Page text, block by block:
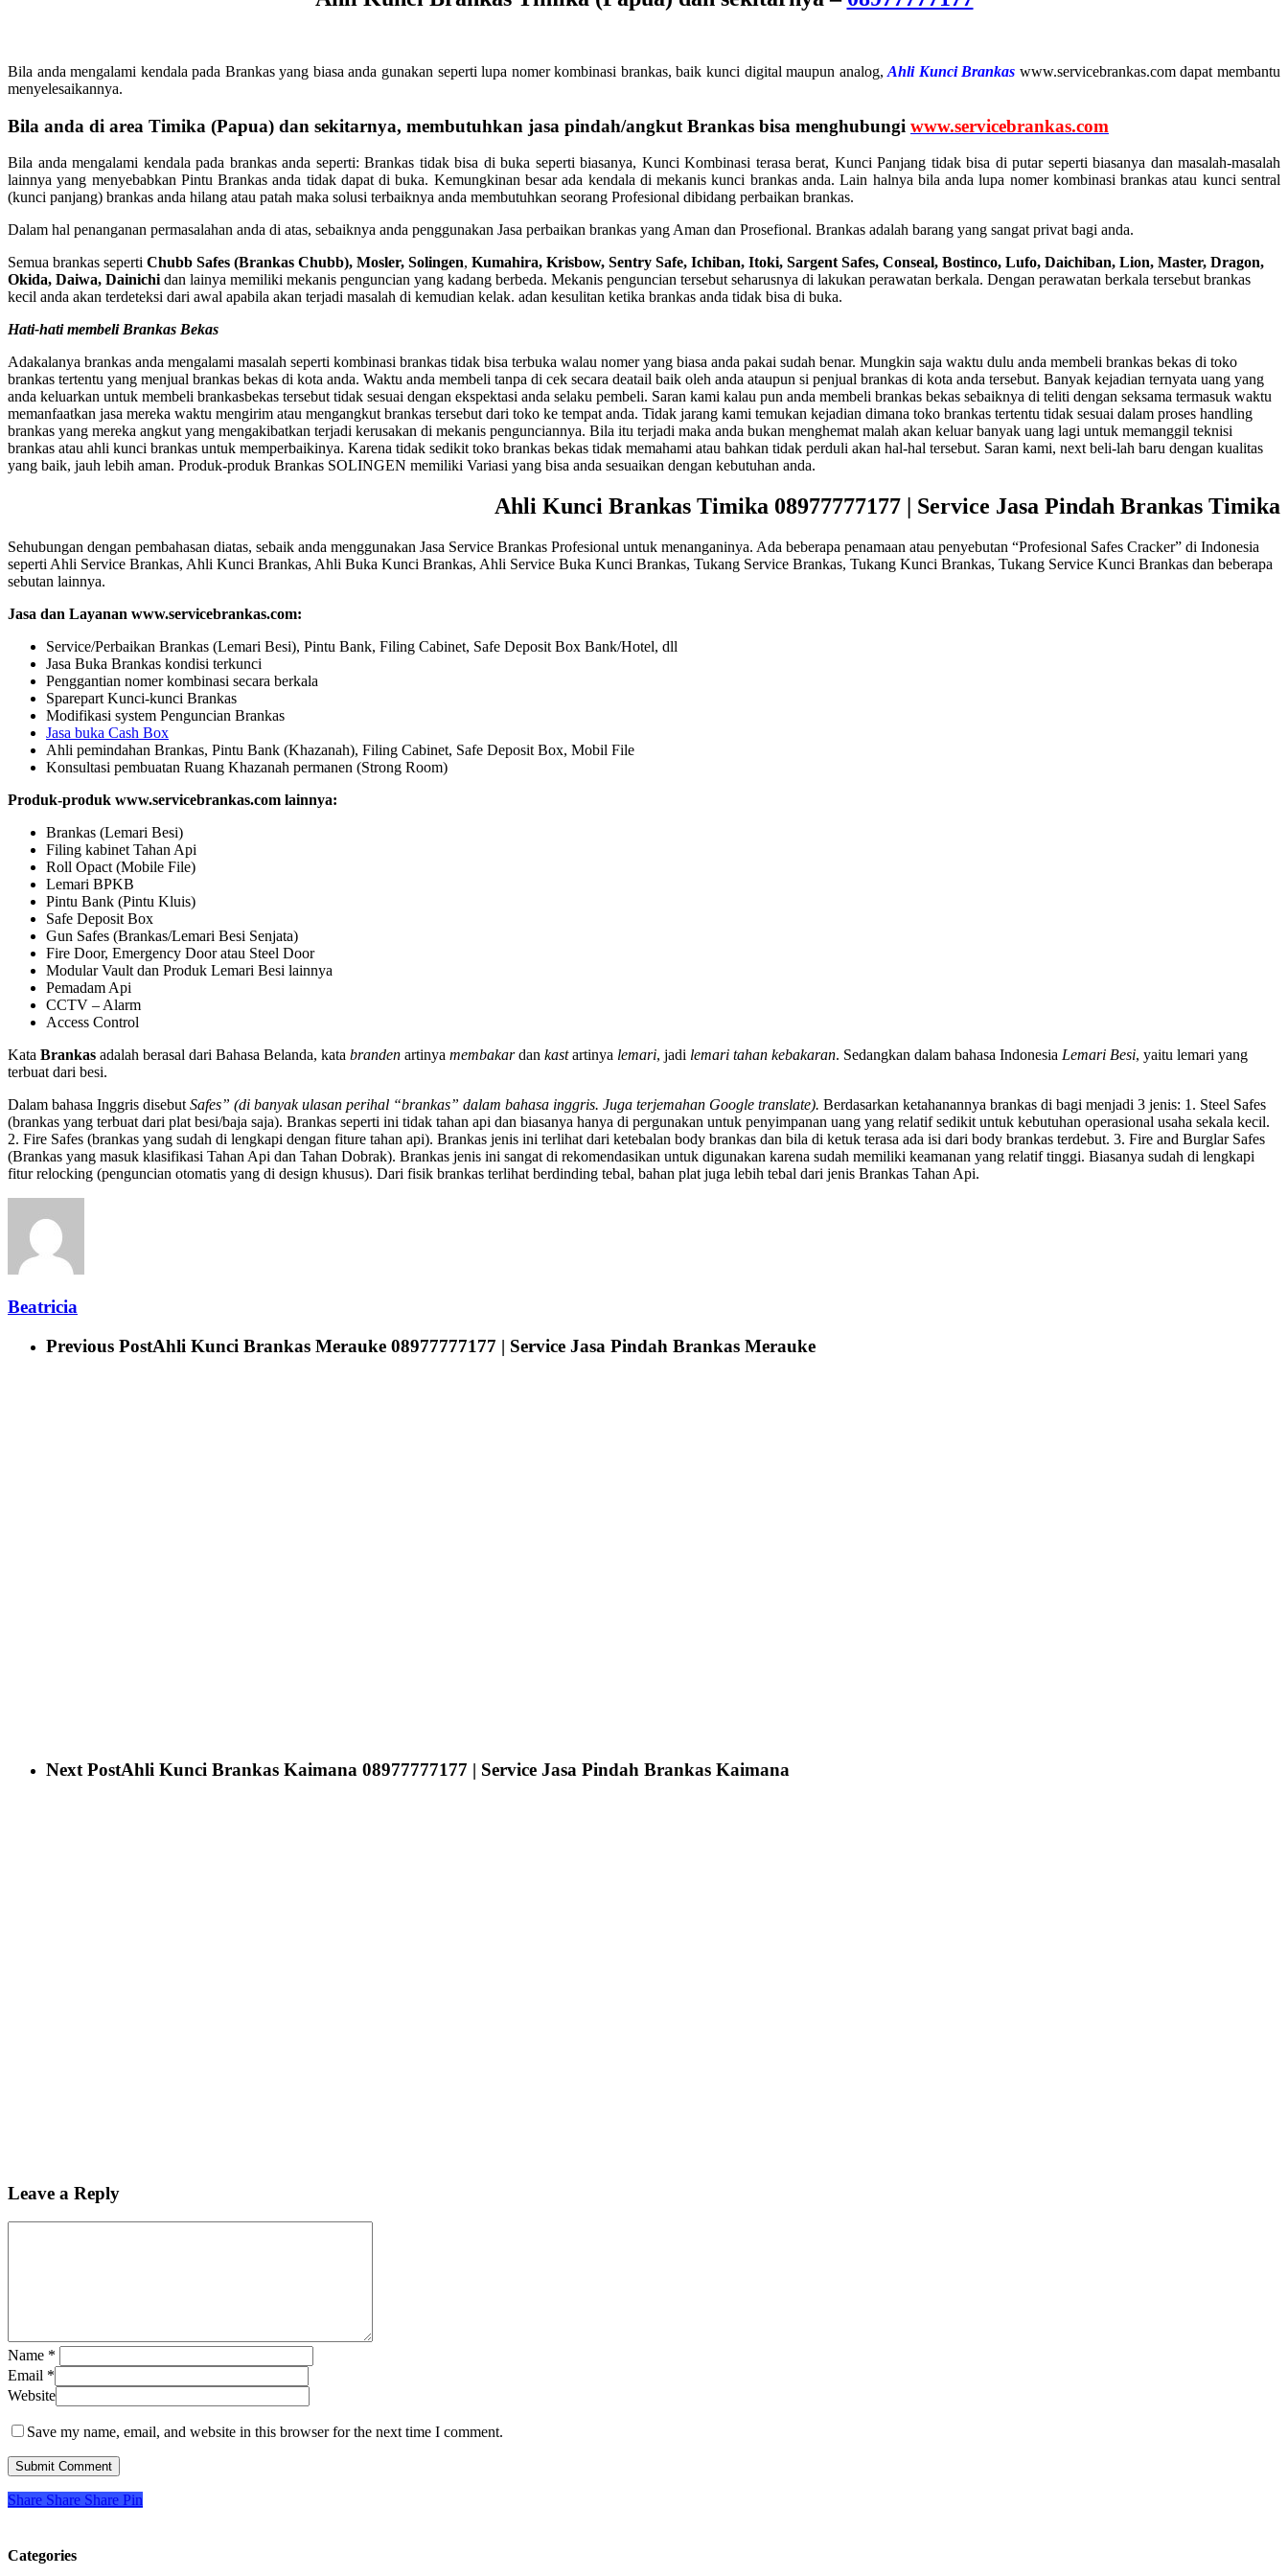
Bila anda mengalami kendala pada Brankas yang biasa anda gunakan seperti lupa nomer kombinasi brankas, baik kunci digital maupun analog,Ahli Kunci Brankas www.servicebrankas.com dapat membantu
menyelesaikannya.
Bila anda di area Timika (Papua) dan sekitarnya, membutuhkan jasa pindah/angkut Brankas bisa menghubungi www.servicebrankas.com
Bila anda mengalami kendala pada brankas anda seperti: Brankas tidak bisa di buka seperti biasanya, Kunci Kombinasi terasa berat, Kunci Panjang tidak bisa di putar seperti biasanya dan masalah-masalah
lainnya yang menyebabkan Pintu Brankas anda tidak dapat di buka. Kemungkinan besar ada kendala di mekanis kunci brankas anda. Lain halnya bila anda lupa nomer kombinasi brankas atau kunci sentral
(kunci panjang) brankas anda hilang atau patah maka solusi terbaiknya anda membutuhkan seorang Profesional dibidang perbaikan brankas.
Dalam hal penanganan permasalahan anda di atas, sebaiknya anda penggunakan Jasa perbaikan brankas yang Aman dan Prosefional. Brankas adalah barang yang sangat privat bagi anda.
Semua brankas seperti Chubb Safes (Brankas Chubb), Mosler, Solingen, Kumahira, Krisbow, Sentry Safe, Ichiban, Itoki, Sargent Safes, Conseal, Bostinco, Lufo, Daichiban, Lion, Master, Dragon,
Okida, Daiwa, Dainichi dan lainya memiliki mekanis penguncian yang kadang berbeda. Mekanis penguncian tersebut seharusnya di lakukan perawatan berkala. Dengan perawatan berkala tersebut brankas
kecil anda akan terdeteksi dari awal apabila akan terjadi masalah di kemudian kelak. adan kesulitan ketika brankas anda tidak bisa di buka.
Hati-hati membeli Brankas Bekas
Adakalanya brankas anda mengalami masalah seperti kombinasi brankas tidak bisa terbuka walau nomer yang biasa anda pakai sudah benar. Mungkin saja waktu dulu anda membeli brankas bekas di toko
brankas tertentu yang menjual brankas bekas di kota anda. Waktu anda membeli tanpa di cek secara deatail baik oleh anda ataupun si penjual brankas di kota anda tersebut. Banyak kejadian ternyata uang yang
anda keluarkan untuk membeli brankasbekas tersebut tidak sesuai dengan ekspektasi anda selaku pembeli. Saran kami kalau pun anda membeli brankas bekas sebaiknya di teliti dengan seksama termasuk waktu
memanfaatkan jasa mereka waktu mengirim atau mengangkut brankas tersebut dari toko ke tempat anda. Tidak jarang kami temukan kejadian dimana toko brankas tertentu tidak sesuai dalam proses handling
brankas yang mereka angkut yang mengakibatkan terjadi kerusakan di mekanis pengunciannya. Bila itu terjadi maka anda bukan menghemat malah akan keluar banyak uang lagi untuk memanggil teknisi
brankas atau ahli kunci brankas untuk memperbaikinya. Karena tidak sedikit toko brankas bekas tidak memahami atau bahkan tidak perduli akan hal-hal tersebut. Saran kami, next beli-lah baru dengan kualitas
yang baik, jauh lebih aman. Produk-produk Brankas SOLINGEN memiliki Variasi yang bisa anda sesuaikan dengan kebutuhan anda.
Ahli Kunci Brankas Timika 08977777177 | Service Jasa Pindah Brankas Timika
Sehubungan dengan pembahasan diatas, sebaik anda menggunakan Jasa Service Brankas Profesional untuk menanganinya. Ada beberapa penamaan atau penyebutan “Profesional Safes Cracker” di Indonesia
seperti Ahli Service Brankas, Ahli Kunci Brankas, Ahli Buka Kunci Brankas, Ahli Service Buka Kunci Brankas, Tukang Service Brankas, Tukang Kunci Brankas, Tukang Service Kunci Brankas dan beberapa
sebutan lainnya.
Jasa dan Layanan www.servicebrankas.com:
Service/Perbaikan Brankas (Lemari Besi), Pintu Bank, Filing Cabinet, Safe Deposit Box Bank/Hotel, dll
Jasa Buka Brankas kondisi terkunci
Penggantian nomer kombinasi secara berkala
Sparepart Kunci-kunci Brankas
Modifikasi system Penguncian Brankas
Jasa buka Cash Box
Ahli pemindahan Brankas, Pintu Bank (Khazanah), Filing Cabinet, Safe Deposit Box, Mobil File
Konsultasi pembuatan Ruang Khazanah permanen (Strong Room)
Produk-produk www.servicebrankas.com lainnya:
Brankas (Lemari Besi)
Filing kabinet Tahan Api
Roll Opact (Mobile File)
Lemari BPKB
Pintu Bank (Pintu Kluis)
Safe Deposit Box
Gun Safes (Brankas/Lemari Besi Senjata)
Fire Door, Emergency Door atau Steel Door
Modular Vault dan Produk Lemari Besi lainnya
Pemadam Api
CCTV – Alarm
Access Control
Kata Brankas adalah berasal dari Bahasa Belanda, kata branden artinya membakardan kastartinya lemari, jadi lemari tahan kebakaran. Sedangkan dalam bahasa Indonesia Lemari Besi, yaitu lemari yang
terbuat dari besi.
Dalam bahasa Inggris disebut Safes” (di banyak ulasan perihal “brankas” dalam bahasa inggris. Juga terjemahan Google translate). Berdasarkan ketahanannya brankas di bagi menjadi 3 jenis: 1. Steel Safes
(brankas yang terbuat dari plat besi/baja saja). Brankas seperti ini tidak tahan api dan biasanya hanya di pergunakan untuk penyimpanan uang yang relatif sedikit untuk kebutuhan operasional usaha sekala kecil.
2. Fire Safes (brankas yang sudah di lengkapi dengan fiture tahan api). Brankas jenis ini terlihat dari ketebalan body brankas dan bila di ketuk terasa ada isi dari body brankas terdebut. 3. Fire and Burglar Safes
(Brankas yang masuk klasifikasi Tahan Api dan Tahan Dobrak). Brankas jenis ini sangat di rekomendasikan untuk digunakan karena sudah memiliki keamanan yang relatif tinggi. Biasanya sudah di lengkapi
fitur relocking (penguncian otomatis yang di design khusus). Dari fisik brankas terlihat berdinding tebal, bahan plat juga lebih tebal dari jenis Brankas Tahan Api.
Beatricia
Previous PostAhli Kunci Brankas Merauke 08977777177 | Service Jasa Pindah Brankas Merauke
Next PostAhli Kunci Brankas Kaimana 08977777177 | Service Jasa Pindah Brankas Kaimana
Leave a Reply
Name *
Email *
Website
Save my name, email, and website in this browser for the next time I comment.
Share Share Share Pin
Categories